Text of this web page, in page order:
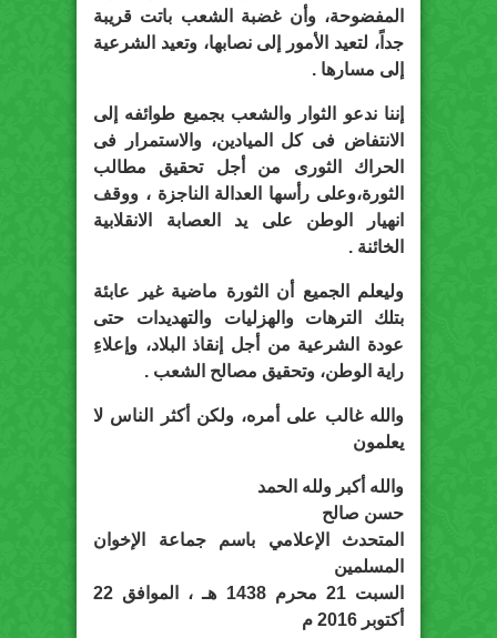
المفضوحة، وأن غضبة الشعب باتت قريبة
جداً، لتعيد الأمور إلى نصابها، وتعيد الشرعية
إلى مسارها .
إننا ندعو الثوار والشعب بجميع طوائفه إلى
الانتفاض فى كل الميادين، والاستمرار فى
الحراك الثورى من أجل تحقيق مطالب
الثورة،وعلى رأسها العدالة الناجزة ، ووقف
انهيار الوطن على يد العصابة الانقلابية
الخائنة .
وليعلم الجميع أن الثورة ماضية غير عابئة
بتلك الترهات والهزليات والتهديدات حتى
عودة الشرعية من أجل إنقاذ البلاد، وإعلاءِ
راية الوطن، وتحقيق مصالح الشعب .
والله غالب على أمره، ولكن أكثر الناس لا
يعلمون
والله أكبر ولله الحمد
حسن صالح
المتحدث الإعلامي باسم جماعة الإخوان
المسلمين
السبت 21 محرم 1438 هـ ، الموافق 22
أكتوبر 2016 م